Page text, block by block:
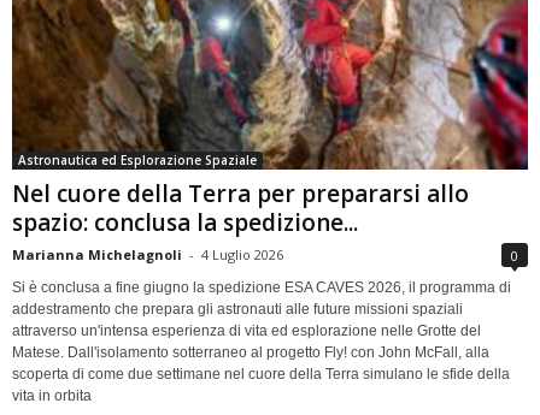
Astronautica ed Esplorazione Spaziale
Nel cuore della Terra per prepararsi allo
spazio: conclusa la spedizione...
Marianna Michelagnoli - 4 Luglio 2026 0
Si è conclusa a fine giugno la spedizione ESA CAVES 2026, il programma di
addestramento che prepara gli astronauti alle future missioni spaziali
attraverso un'intensa esperienza di vita ed esplorazione nelle Grotte del
Matese. Dall'isolamento sotterraneo al progetto Fly! con John McFall, alla
scoperta di come due settimane nel cuore della Terra simulano le sfide della
vita in orbita